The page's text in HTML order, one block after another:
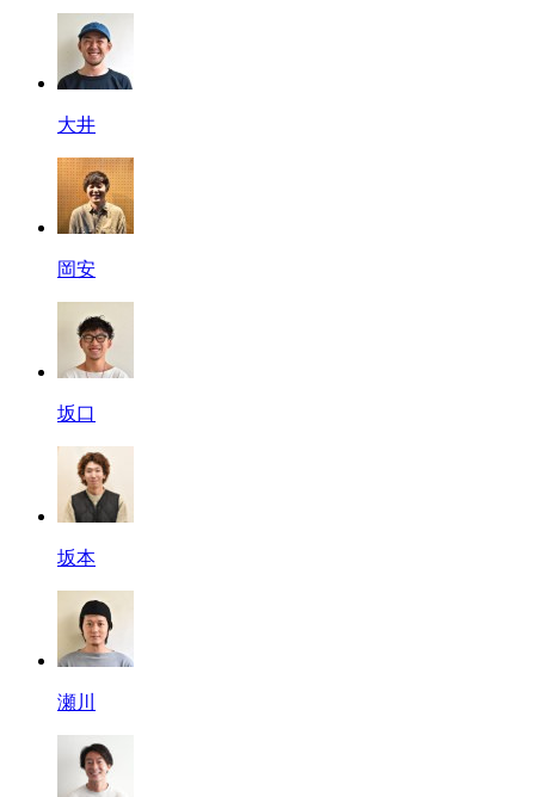
大井
岡安
坂口
坂本
瀬川